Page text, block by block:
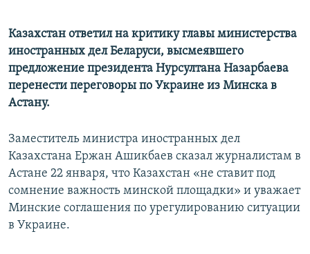
Казахстан ответил на критику главы министерства
иностранных дел Беларуси, высмеявшего
предложение президента Нурсултана Назарбаева
перенести переговоры по Украине из Минска в
Астану.
Заместитель министра иностранных дел
Казахстана Ержан Ашикбаев сказал журналистам в
Астане 22 января, что Казахстан «не ставит под
сомнение важность минской площадки» и уважает
Минские соглашения по урегулированию ситуации
в Украине.